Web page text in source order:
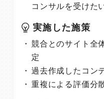
コンサルを受けた
実施した施策
競合とのサイト全
定
過去作成したコン
重複による評価分